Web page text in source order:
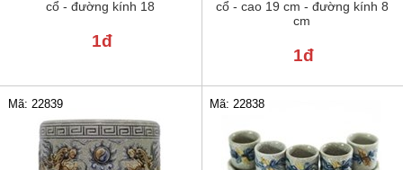
cổ - đường kính 18
1đ
cổ - cao 19 cm - đường kính 8
cm
1đ
Mã: 22839 Mã: 22838